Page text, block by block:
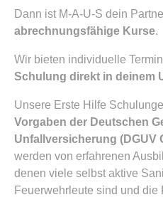
Dann ist M-A-U-S dein
abrechnungsfähige Kurse.
Wir bieten individuelle
Schulung direkt in deinem
Unsere Erste Hilfe
Vorgaben der Deutschen
Unfallversicherung (DGUV
werden von erfahrenen
denen viele selbst aktive
Feuerwehrleute sind und die